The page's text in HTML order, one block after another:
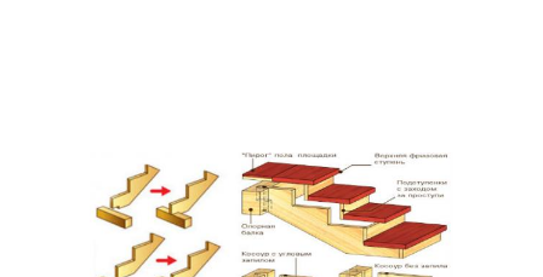
Круглое крыльцо Полукруглое крыльцо